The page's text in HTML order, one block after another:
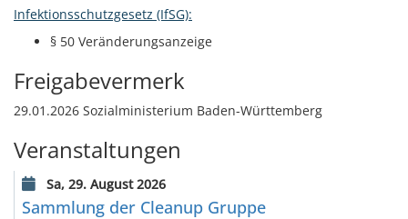
Infektionsschutzgesetz (IfSG):
§ 50 Veränderungsanzeige
Freigabevermerk
29.01.2026 Sozialministerium Baden-Württemberg
Veranstaltungen
Sa, 29. August 2026
Sammlung der Cleanup Gruppe